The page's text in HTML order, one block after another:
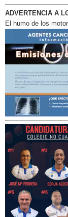
ADVERTENCIA A
El humo de los